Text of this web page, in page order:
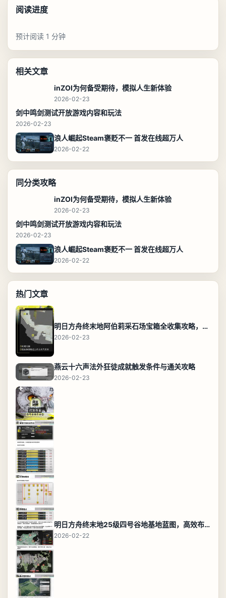
阅读进度
预计阅读 1 分钟
相关文章
inZOI为何备受期待，模拟人生新体验
2026-02-23
剑中鸣剑测试开放游戏内容和玩法
2026-02-23
浪人崛起Steam褒贬不一 首发在线超万人
2026-02-22
同分类攻略
inZOI为何备受期待，模拟人生新体验
2026-02-23
剑中鸣剑测试开放游戏内容和玩法
2026-02-23
浪人崛起Steam褒贬不一 首发在线超万人
2026-02-22
热门文章
明日方舟终末地阿伯莉采石场宝箱全收集攻略，全点位分布图与路线
2026-02-23
燕云十六声法外狂徒成就触发条件与通关攻略
2026-02-23
明日方舟终末地25级四号谷地基地蓝图，高效布局规划
2026-02-22